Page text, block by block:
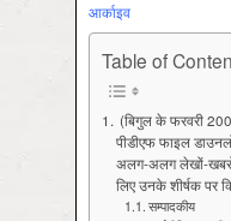
आर्काइव
Table of
(बिगुल के फरवरी
पीडीएफ फाइल
अलग-अलग लेखों-
लिए उनके शीर्षक पर
सम्पादकीय